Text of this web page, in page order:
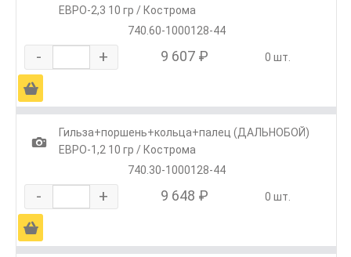
ЕВРО-2,3 10 гр / Кострома
740.60-1000128-44
- + 9 607 ₽ 0 шт.
Ä
1
Гильза+поршень+кольца+палец (ДАЛЬНОБОЙ)
ЕВРО-1,2 10 гр / Кострома
740.30-1000128-44
- + 9 648 ₽ 0 шт.
Ä